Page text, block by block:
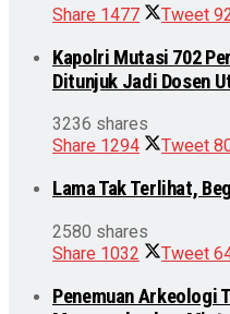
Share 1477 Tweet
Kapolri Mutasi 702
Ditunjuk Jadi Dosen
3236 shares
Share 1294 Tweet
Lama Tak Terlihat,
2580 shares
Share 1032 Tweet
Penemuan Arkeologi